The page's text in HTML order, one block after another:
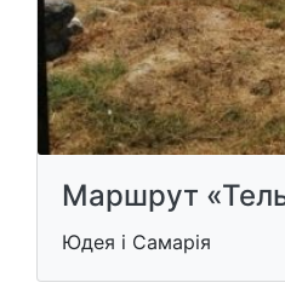
Маршрут
Юдея і Самарія